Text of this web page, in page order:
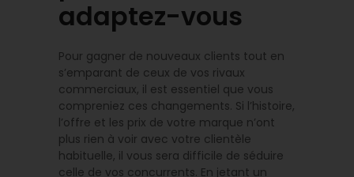
adaptez-vous
Pour gagner de nouveaux clients tout en
s’emparant de ceux de vos rivaux
commerciaux, il est essentiel que vous
compreniez ces changements. Si l’histoire,
l’offre et les prix de votre marque n’ont
plus rien à voir avec votre clientèle
habituelle, il vous sera difficile de séduire
celle de vos concurrents. En jetant un